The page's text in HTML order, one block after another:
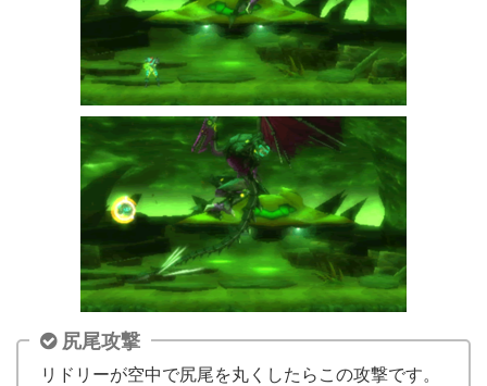
尻尾攻撃
リドリーが空中で尻尾を丸くしたらこの攻撃です。